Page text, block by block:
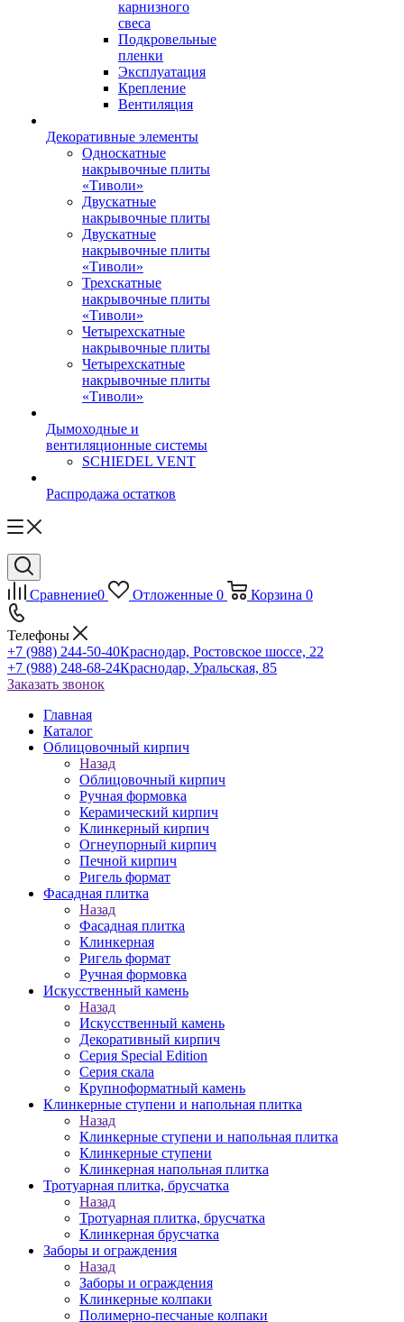
карнизного
свеса
Подкровельные
пленки
Эксплуатация
Крепление
Вентиляция
Декоративные элементы
Односкатные
накрывочные плиты
«Тиволи»
Двускатные
накрывочные плиты
Двускатные
накрывочные плиты
«Тиволи»
Трехскатные
накрывочные плиты
«Тиволи»
Четырехскатные
накрывочные плиты
Четырехскатные
накрывочные плиты
«Тиволи»
Дымоходные и
вентиляционные системы
SCHIEDEL VENT
Распродажа остатков
Сравнение0 Отложенные 0 Корзина 0
Телефоны
+7 (988) 244-50-40Краснодар, Ростовское шоссе, 22
+7 (988) 248-68-24Краснодар, Уральская, 85
Заказать звонок
Главная
Каталог
Облицовочный кирпич
Назад
Облицовочный кирпич
Ручная формовка
Керамический кирпич
Клинкерный кирпич
Огнеупорный кирпич
Печной кирпич
Ригель формат
Фасадная плитка
Назад
Фасадная плитка
Клинкерная
Ригель формат
Ручная формовка
Искусственный камень
Назад
Искусственный камень
Декоративный кирпич
Серия Special Edition
Серия скала
Крупноформатный камень
Клинкерные ступени и напольная плитка
Назад
Клинкерные ступени и напольная плитка
Клинкерные ступени
Клинкерная напольная плитка
Тротуарная плитка, брусчатка
Назад
Тротуарная плитка, брусчатка
Клинкерная брусчатка
Заборы и ограждения
Назад
Заборы и ограждения
Клинкерные колпаки
Полимерно-песчаные колпаки